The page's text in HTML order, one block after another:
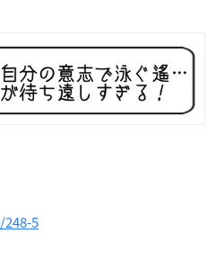
5